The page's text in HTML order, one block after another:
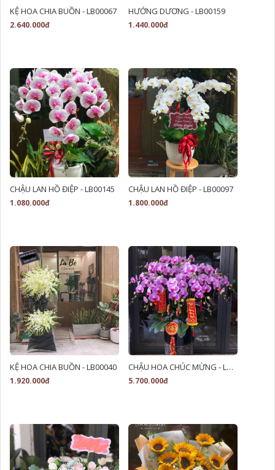
KỆ HOA CHIA BUỒN - LB00067
2.640.000đ
HƯỚNG DƯƠNG - LB00159
1.440.000đ
CHẬU LAN HỒ ĐIỆP - LB00145
1.080.000đ
CHẬU LAN HỒ ĐIỆP - LB00097
1.800.000đ
KỆ HOA CHIA BUỒN - LB00040
1.920.000đ
CHẬU HOA CHÚC MỪNG - LB00024
5.700.000đ